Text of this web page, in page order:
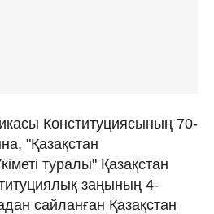
Конституциясының 70-
"Қазақстан
туралы" Қазақстан
заңының 4-
сайланған Қазақстан